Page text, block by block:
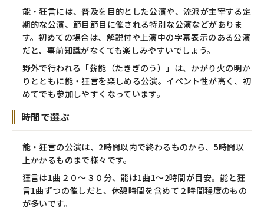
能・狂言には、普及を目的とした公演や、流派が主宰する定
期的な公演、節目節目に催される特別な公演などがありま
す。初めての場合は、解説付や上演中の字幕表示のある公演
だと、事前知識がなくても楽しみやすいでしょう。
野外で行われる「薪能（たきぎのう）」は、かがり火の明か
りとともに能・狂言を楽しめる公演。イベント性が高く、初
めてでも参加しやすくなっています。
時間で選ぶ
能・狂言の公演は、2時間以内で終わるものから、5時間以
上かかるものまで様々です。
狂言は1曲２０～３０分、能は1曲1～2時間が目安。能と狂
言1曲ずつの催しだと、休憩時間を含めて２時間程度のもの
が多いです。